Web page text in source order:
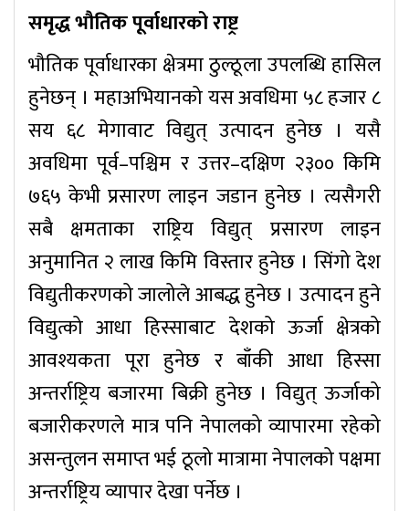
समृद्ध भौतिक पूर्वाधारको राष्ट्र
भौतिक पूर्वाधारका क्षेत्रमा ठुल्ठूला उपलब्धि हासिल
हुनेछन् । महाअभियानको यस अवधिमा ५८ हजार ८
सय ६८ मेगावाट विद्युत् उत्पादन हुनेछ । यसै
अवधिमा पूर्व–पश्चिम र उत्तर–दक्षिण २३०० किमि
७६५ केभी प्रसारण लाइन जडान हुनेछ । त्यसैगरी
सबै क्षमताका राष्ट्रिय विद्युत् प्रसारण लाइन
अनुमानित २ लाख किमि विस्तार हुनेछ । सिंगो देश
विद्युतीकरणको जालोले आबद्ध हुनेछ । उत्पादन हुने
विद्युत्को आधा हिस्साबाट देशको ऊर्जा क्षेत्रको
आवश्यकता पूरा हुनेछ र बाँकी आधा हिस्सा
अन्तर्राष्ट्रिय बजारमा बिक्री हुनेछ । विद्युत् ऊर्जाको
बजारीकरणले मात्र पनि नेपालको व्यापारमा रहेको
असन्तुलन समाप्त भई ठूलो मात्रामा नेपालको पक्षमा
अन्तर्राष्ट्रिय व्यापार देखा पर्नेछ ।